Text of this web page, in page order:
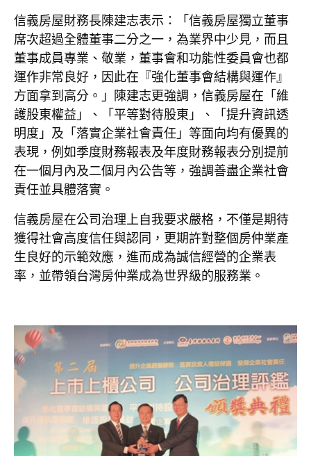
信義房屋財務長陳建志表示：「信義房屋獨立董事
席次超過全體董事二分之一，為業界中少見，而且
董事成員專業、敬業，董事會和功能性委員會也都
運作非常良好，因此在『強化董事會結構與運作』
方面拿到高分。」陳建志更強調，信義房屋在「維
護股東權益」、「平等對待股東」、「提升資訊透
明度」及「落實企業社會責任」等面向均有優異的
表現，例如季度財務報表及年度財務報表分別提前
在一個月內及二個月內公告等，強調善盡企業社會
責任並具體落實。
信義房屋在公司治理上自我要求嚴格，不僅是期待
獲得社會高度信任與認同，更期許對整個房仲業產
生良好的示範效應，進而成為誠信經營的企業表
率，並帶領台灣房仲業成為世界級的服務業。